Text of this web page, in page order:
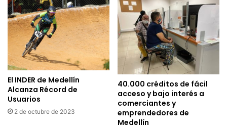
El INDER de Medellín
Alcanza Récord de
Usuarios
2 de octubre de 2023
40.000 créditos de fácil
acceso y bajo interés a
comerciantes y
emprendedores de
Medellín